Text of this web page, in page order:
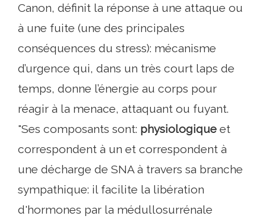
Canon, définit la réponse à une attaque ou
à une fuite (une des principales
conséquences du stress): mécanisme
d’urgence qui, dans un très court laps de
temps, donne l’énergie au corps pour
réagir à la menace, attaquant ou fuyant.
"Ses composants sont: physiologique et
correspondent à un et correspondent à
une décharge de SNA à travers sa branche
sympathique: il facilite la libération
d'hormones par la médullosurrénale